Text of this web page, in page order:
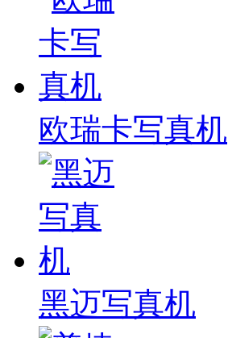
欧瑞卡写真机
黑迈写真机